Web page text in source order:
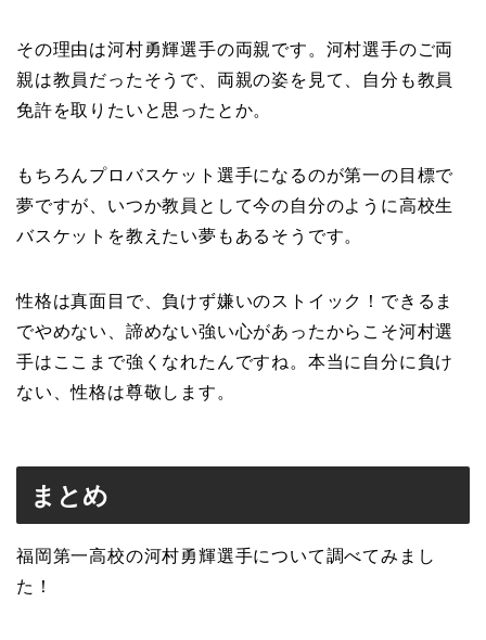
その理由は河村勇輝選手の両親です。河村選手のご両
親は教員だったそうで、両親の姿を見て、自分も教員
免許を取りたいと思ったとか。
もちろんプロバスケット選手になるのが第一の目標で
夢ですが、いつか教員として今の自分のように高校生
バスケットを教えたい夢もあるそうです。
性格は真面目で、負けず嫌いのストイック！できるま
でやめない、諦めない強い心があったからこそ河村選
手はここまで強くなれたんですね。本当に自分に負け
ない、性格は尊敬します。
まとめ
福岡第一高校の河村勇輝選手について調べてみまし
た！